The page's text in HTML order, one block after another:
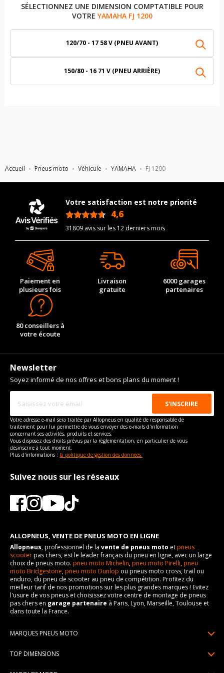
Accueil Pneus moto Véhicule YAMAHA FJ 1200
SÉLECTIONNEZ UNE DIMENSION COMPTATIBLE POUR
VOTREYAMAHA FJ 1200
120/70 - 17 58 V (PNEU AVANT)
150/80 - 16 71 V (PNEU ARRIÈRE)
Votre satisfaction est notre priorité
4,6
31809 avis sur les 12 derniers mois
Paiement en
plusieurs fois
Livraison
gratuite
6000 garages
partenaires
80 conseillers à
votre écoute
Newsletter
Soyez informé de nos offres et bons plans du moment !
Votre adresse e-mail sera traitée par Allopneus en qualité de responsable de
traitement pour lui permettre de vous envoyer des e-mails d'information
concernant ses activités, produits et services.
Vous disposez des droits prévus par la règlementation, en particulier de vous
désinscrire à tout moment.
Plus d'informations : la politique de gestion des données.
Suivez nous sur les réseaux
ALLOPNEUS, VENTE DE PNEUS MOTO EN LIGNE
Allopneus, professionnel de la vente de pneus moto etpneus
scooterpas chers, est le leader français du pneu en ligne, avec un large
choix de pneus moto. pneu moto Michelin,pneu moto Pirelli,pneu
moto Bridgestone,pneu moto Dunlop ou pneus moto cross, trail ou
enduro, du pneu de scooter au pneu de compétition. Profitez du
meilleur tarif de nos promotions sur les plus grandes marques ! Evitez
l'usure de vos pneus et choisissez votre centre de montage de pneus
pas chers en garage partenaire à Paris, Lyon, Marseille, Toulouse et
dans toute la France.
MARQUES PNEUS MOTO
TOP DIMENSIONS